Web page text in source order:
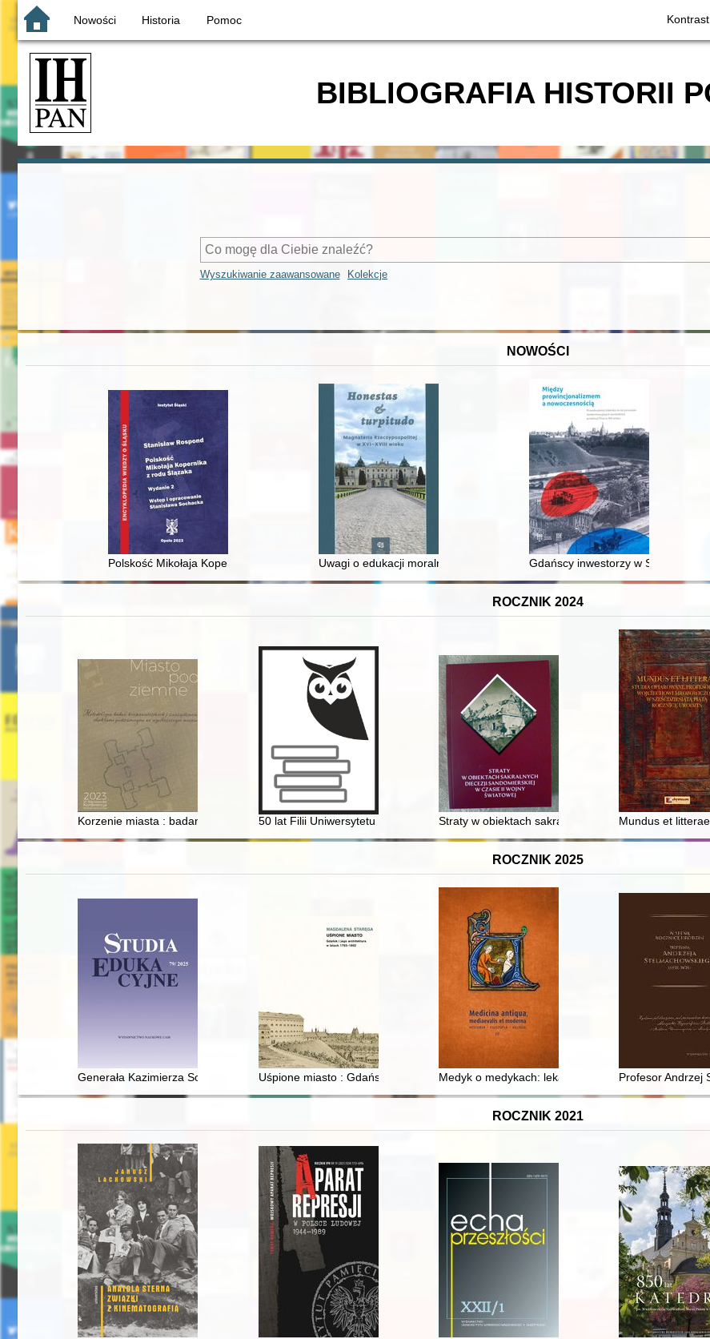
Nowości Historia Pomoc
BIBLIOGRAFIA HISTORII
Wyszukiwanie zaawansowane Kolekcje
NOWOŚCI
Polskość Mikołaja Kopernika z rodu ŚlązakaUwagi o edukacji moralnej synów szlacheckich w XVI-wiecznej
Gdańscy inwestorzy w Sopocie :
ROCZNIK 2024
Korzenie miasta : badania archeologiczne na budowie II linii warszawskiego metra
50 lat Filii Uniwersytetu Muzycznego Fryderyka Chopina w Białymstoku
Straty w obiektach sakralnych dekanatu kunowskiego
Mundus et
ROCZNIK 2025
Generała Kazimierza Sosnkowskiego sejmowy patron roku 2025 i jego obraz we współczesnych podręcznikach do
Uśpione miasto : Gdańsk i jego architektura w latach 1793-1862
Medyk o medykach: lekarze w dziele "Chronica
Profesor Andrzej
ROCZNIK 2021